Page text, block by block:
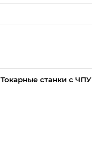
Токарные станки с ЧПУ